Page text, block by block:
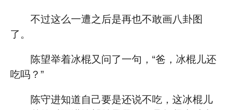
不过这么一遭之后是再也不敢画八卦图
了。
陈望举着冰棍又问了一句，“爸，冰棍儿还
吃吗？”
陈守进知道自己要是还说不吃，这冰棍儿